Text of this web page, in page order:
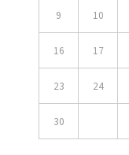
9 10
16 17
23 24
30